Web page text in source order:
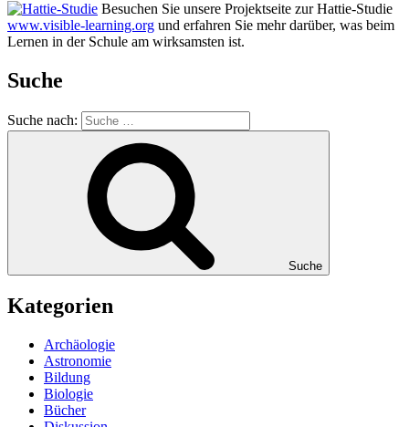
Besuchen Sie unsere Projektseite zur Hattie-Studie
www.visible-learning.org und erfahren Sie mehr darüber, was beim
Lernen in der Schule am wirksamsten ist.
Suche
Suche nach:
Suche
Kategorien
Archäologie
Astronomie
Bildung
Biologie
Bücher